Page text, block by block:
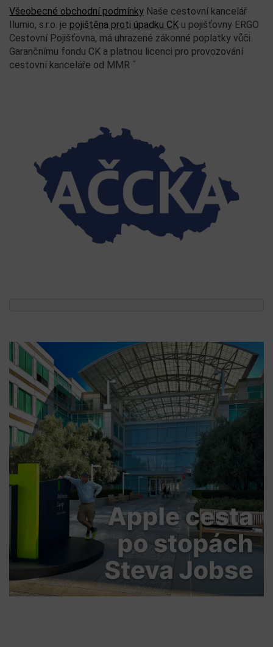
Všeobecné obchodní podmínky Naše cestovní kancelář
Ilumio, s.r.o. je pojištěna proti úpadku CK u pojišťovny ERGO
Cestovní Pojišťovna, má uhrazené zákonné poplatky vůči
Garančnímu fondu CK a platnou licenci pro provozování
cestovní kanceláře od MMR ˇ